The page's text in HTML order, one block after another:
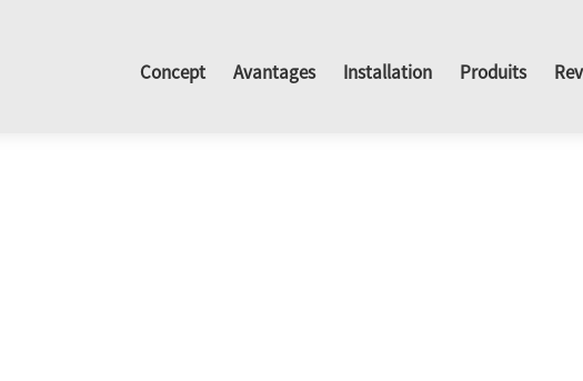
Concept Avantages Installation Produits